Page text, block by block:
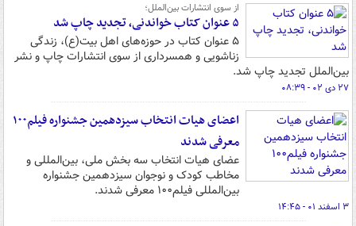
از سوی انتشارات بین‌الملل؛
۵ عنوان کتاب خواندنی، تجدید چاپ شد
۵ عنوان کتاب در حوزه‌های اهل بیت(ع)، زندگی
زناشویی و همسرداری از سوی انتشارات چاپ و نشر
بین‌الملل تجدید چاپ شد.
۲۷ دی ۰۲ - ۰۸:۳۹
اعضای هیات انتخاب سیزدهمین جشنواره فیلم۱۰۰
معرفی شدند
عضای هیات انتخاب سه بخش ملی، بین‌المللی و
مخاطب کودک و نوجوان سیزدهمین جشنواره
بین‌المللی فیلم۱۰۰ معرفی شدند.
۳ اسفند ۰۱ - ۱۴:۴۵